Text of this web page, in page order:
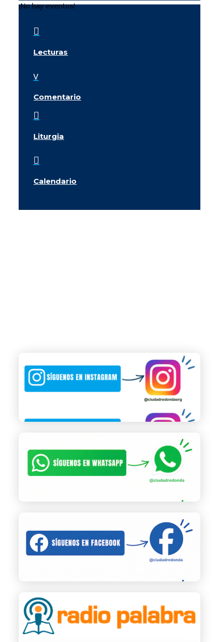
¡No hay eventos!

Lecturas
v
Comentario

Liturgia

Calendario